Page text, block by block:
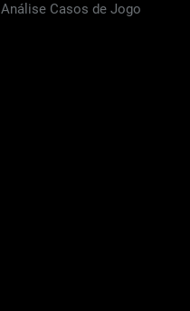
Análise Casos de Jogo